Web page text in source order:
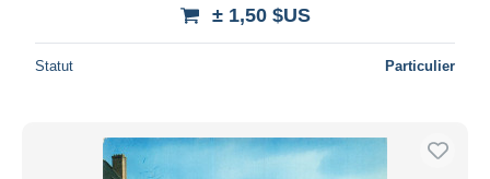
± 1,50 $US
Statut Particulier